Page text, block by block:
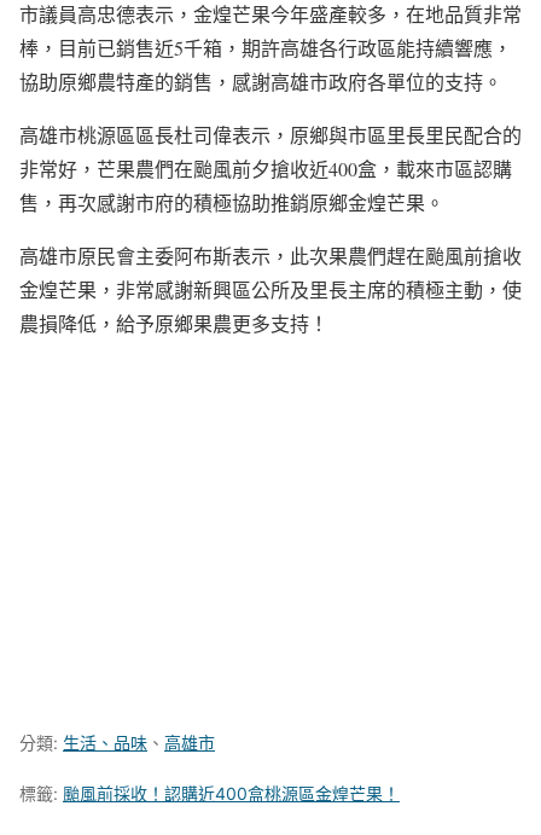
市議員高忠德表示，金煌芒果今年盛產較多，在地品質非常
棒，目前已銷售近5千箱，期許高雄各行政區能持續響應，
協助原鄉農特產的銷售，感謝高雄市政府各單位的支持。
高雄市桃源區區長杜司偉表示，原鄉與市區里長里民配合的
非常好，芒果農們在颱風前夕搶收近400盒，載來市區認購
售，再次感謝市府的積極協助推銷原鄉金煌芒果。
高雄市原民會主委阿布斯表示，此次果農們趕在颱風前搶收
金煌芒果，非常感謝新興區公所及里長主席的積極主動，使
農損降低，給予原鄉果農更多支持！
分類: 生活、品味 、 高雄市
標籤: 颱風前採收！認購近400盒桃源區金煌芒果！